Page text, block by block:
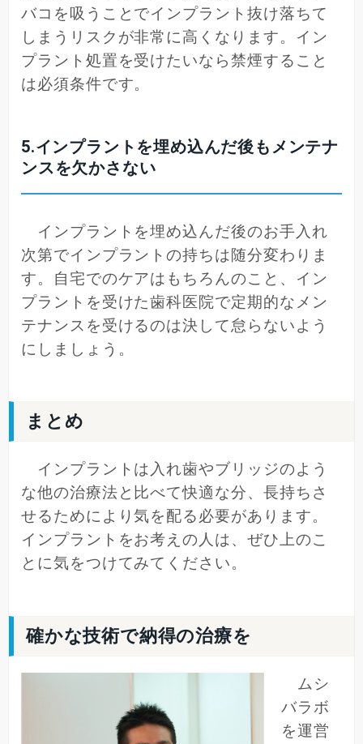
バコを吸うことでインプラント抜け落ちて
しまうリスクが非常に高くなります。イン
プラント処置を受けたいなら禁煙すること
は必須条件です。
5.インプラントを埋め込んだ後もメンテナ
ンスを欠かさない
インプラントを埋め込んだ後のお手入れ
次第でインプラントの持ちは随分変わりま
す。自宅でのケアはもちろんのこと、イン
プラントを受けた歯科医院で定期的なメン
テナンスを受けるのは決して怠らないよう
にしましょう。
まとめ
インプラントは入れ歯やブリッジのよう
な他の治療法と比べて快適な分、長持ちさ
せるためにより気を配る必要があります。
インプラントをお考えの人は、ぜひ上のこ
とに気をつけてみてください。
確かな技術で納得の治療を
ムシ
バラボ
を運営